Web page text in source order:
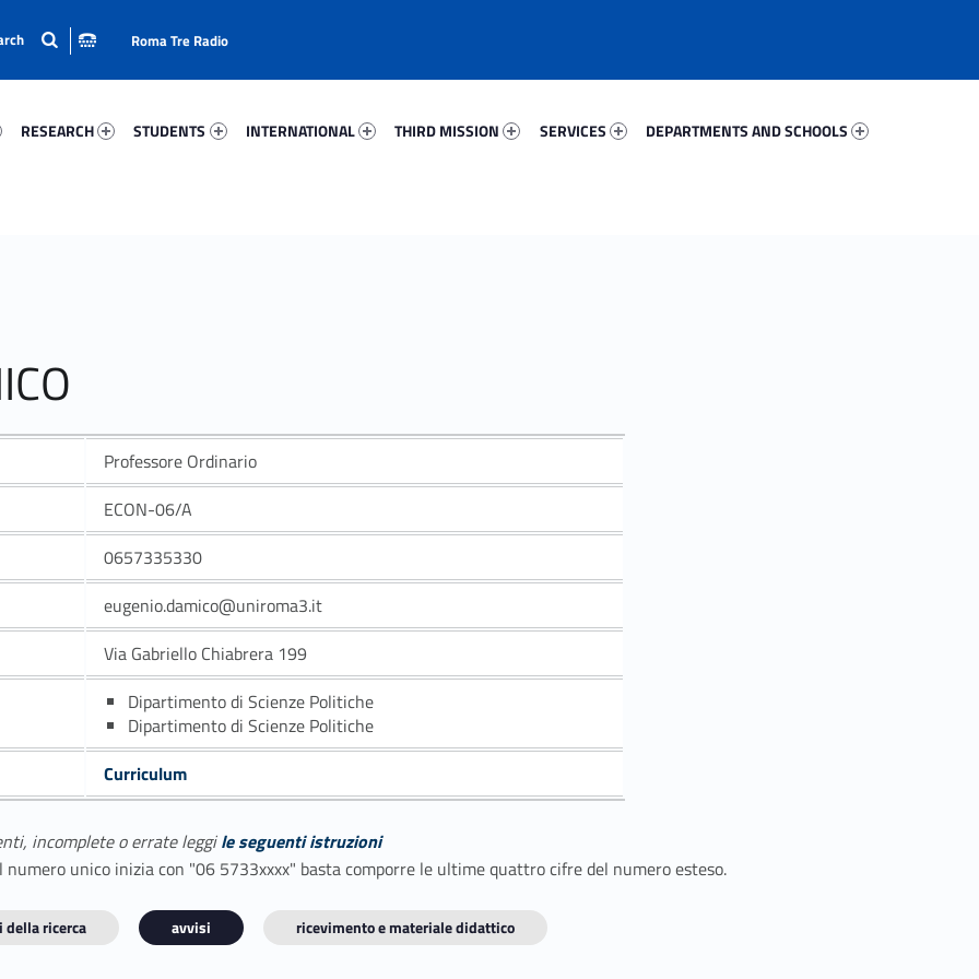
RESEARCH
STUDENTS
INTERNATIONAL
THIRD MISSION
SERVICES
DEPARTMENTS AND SCHOOLS
Roma Tre Radio
Professore Ordinario
ECON-06/A
0657335330
eugenio.damico@uniroma3.it
Via Gabriello Chiabrera 199
Dipartimento di Scienze Politiche
Dipartimento di Scienze Politiche
Curriculum
incomplete o errate leggile seguenti istruzioni
unico inizia con "06 5733xxxx" basta comporre le ultime quattro cifre del numero esteso.
ricerca avvisi ricevimento e materiale didattico